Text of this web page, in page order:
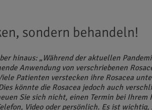
sondern behandeln!
hinaus: „Während der aktuellen
Anwendung von verschriebenen
Patienten verstecken ihre Rosacea
könnte die Rosacea jedoch auch
Sie sich nicht, einen Termin bei Ihrem
Video oder persönlich. Es ist wichtig,